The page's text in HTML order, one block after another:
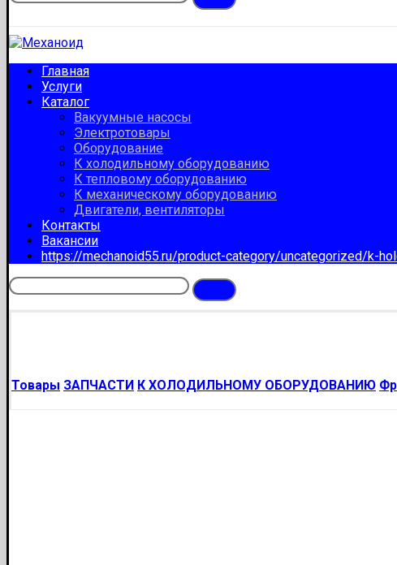
Главная
Услуги
Каталог
Вакуумные насосы
Электротовары
Оборудование
К холодильному оборудованию
К тепловому оборудованию
К механическому оборудованию
Двигатели, вентиляторы
Контакты
Вакансии
https://mechanoid55.ru/product-category/uncategorized/k-
Товары ЗАПЧАСТИ К ХОЛОДИЛЬНОМУ ОБОРУДОВАНИЮ